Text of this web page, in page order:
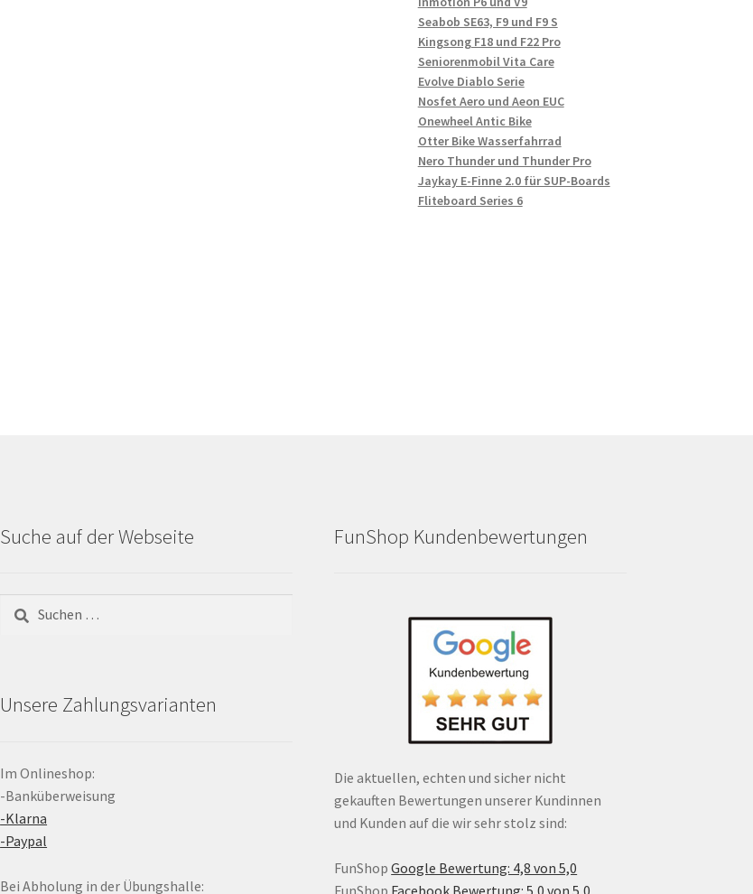
Seabob SE63, F9 und F9 S
Kingsong F18 und F22 Pro
Seniorenmobil Vita Care
Evolve Diablo Serie
Nosfet Aero und Aeon EUC
Onewheel Antic Bike
Otter Bike Wasserfahrrad
Nero Thunder und Thunder Pro
Jaykay E-Finne 2.0 für SUP-Boards
Fliteboard Series 6
Suche auf der Webseite
nach:
Unsere Zahlungsvarianten
Im Onlineshop:
-Banküberweisung
-Klarna
-Paypal
Bei Abholung in der Übungshalle:
FunShop Kundenbewertungen
Die aktuellen, echten und sicher nicht
gekauften Bewertungen unserer Kundinnen
und Kunden auf die wir sehr stolz sind:
FunShop Google Bewertung: 4,8 von 5,0
FunShop Facebook Bewertung: 5,0 von 5,0